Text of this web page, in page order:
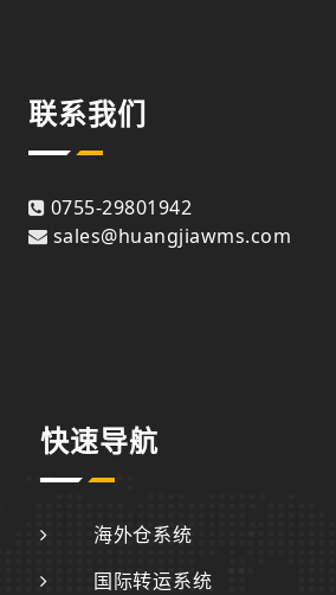
联系我们
0755-29801942
sales@huangjiawms.com
快速导航
海外仓系统
国际转运系统